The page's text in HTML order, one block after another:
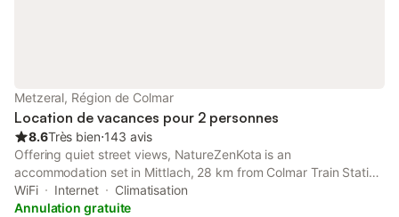
Metzeral, Région de Colmar
Location de vacances pour 2 personnes
8.6Très bien⋅143 avis
Offering quiet street views, NatureZenKota is an
accommodation set in Mittlach, 28 km from Colmar Train Station
and 29 km from House of the Heads. There is an on-site
restaurant, plus free private parking and free WiFi are available.
WiFi Internet
Climatisation
Annulation gratuite